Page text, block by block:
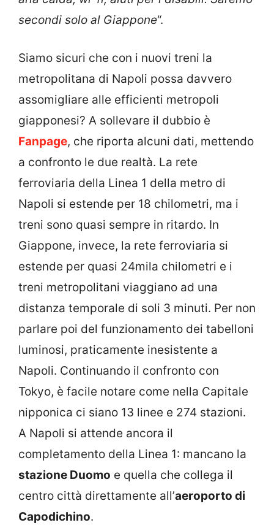
secondi solo al Giappone“.
Siamo sicuri che con i nuovi treni la
metropolitana di Napoli possa davvero
assomigliare alle efficienti metropoli
giapponesi? A sollevare il dubbio è
Fanpage, che riporta alcuni dati, mettendo
a confronto le due realtà. La rete
ferroviaria della Linea 1 della metro di
Napoli si estende per 18 chilometri, ma i
treni sono quasi sempre in ritardo. In
Giappone, invece, la rete ferroviaria si
estende per quasi 24mila chilometri e i
treni metropolitani viaggiano ad una
distanza temporale di soli 3 minuti. Per non
parlare poi del funzionamento dei tabelloni
luminosi, praticamente inesistente a
Napoli. Continuando il confronto con
Tokyo, è facile notare come nella Capitale
nipponica ci siano 13 linee e 274 stazioni.
A Napoli si attende ancora il
completamento della Linea 1: mancano la
stazione Duomo e quella che collega il
centro città direttamente all’aeroporto di
Capodichino.